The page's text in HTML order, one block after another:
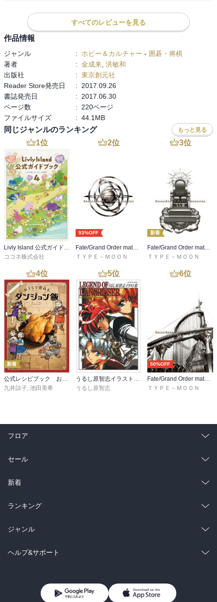
すべてのレビューを見る
作品情報
ジャンル : ホビー＆カルチャー - 囲碁・将棋
著者
: 金成来 洪敏和
出版社
: 東京創元社
Reader Store発売日
:
2017.09.26
書誌発売日
:
2017.06.30
ページ数
:
220ページ
ファイルサイズ
: 44.1MB
同じジャンルのランキング もっと見る
1位
Livly Island 公式ガイドブック４ 心が重なるリヴリーの世界【プロダクトコード付き】
ココネ株式会社
2位
93%OFF
Fate/Grand Order material I
ＴＹＰＥ－ＭＯＯＮ
3位
新着
Fate/Grand Order material XVIII
ＴＹＰＥ－ＭＯＯＮ
4位
新着
九井諒子 池田美希
5位
うるし原智志
6位
50%OFF
Fate/Grand Order material XVI
ＴＹＰＥ－ＭＯＯＮ
フロア
総合
ラノベ
雑誌・グラビア
BL・TL
セール
総合
ラノベ
雑誌・グラビア
BL・TL
新着
総合
ラノベ
雑誌・グラビア
ランキング
総合
ラノベ
ジャンル
コミック
ライトノベル 男子向けラノベ
ヘルプ&サポート
よくあるご質問 お問い合わせ